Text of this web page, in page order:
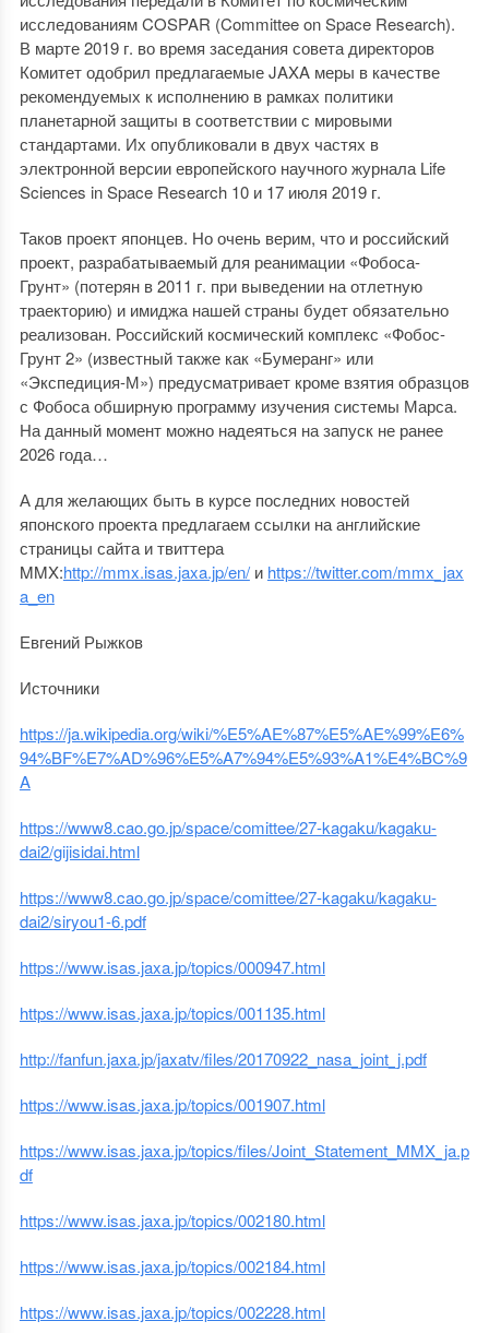
исследованиям COSPAR (Committee on Space Research).
В марте 2019 г. во время заседания совета директоров
Комитет одобрил предлагаемые JAXA меры в качестве
рекомендуемых к исполнению в рамках политики
планетарной защиты в соответствии с мировыми
стандартами. Их опубликовали в двух частях в
электронной версии европейского научного журнала Life
Sciences in Space Research 10 и 17 июля 2019 г.
Таков проект японцев. Но очень верим, что и российский
проект, разрабатываемый для реанимации «Фобоса-
Грунт» (потерян в 2011 г. при выведении на отлетную
траекторию) и имиджа нашей страны будет обязательно
реализован. Российский космический комплекс «Фобос-
Грунт 2» (известный также как «Бумеранг» или
«Экспедиция-М») предусматривает кроме взятия образцов
с Фобоса обширную программу изучения системы Марса.
На данный момент можно надеяться на запуск не ранее
2026 года…
А для желающих быть в курсе последних новостей
японского проекта предлагаем ссылки на английские
страницы сайта и твиттера
MMX:http://mmx.isas.jaxa.jp/en/и https://twitter.com/mmx_jax
a_en
Евгений Рыжков
Источники
https://ja.wikipedia.org/wiki/%E5%AE%87%E5%AE%99%E6%
94%BF%E7%AD%96%E5%A7%94%E5%93%A1%E4%BC%9
A
https://www8.cao.go.jp/space/comittee/27-kagaku/kagaku-
dai2/gijisidai.html
https://www8.cao.go.jp/space/comittee/27-kagaku/kagaku-
dai2/siryou1-6.pdf
https://www.isas.jaxa.jp/topics/000947.html
https://www.isas.jaxa.jp/topics/001135.html
http://fanfun.jaxa.jp/jaxatv/files/20170922_nasa_joint_j.pdf
https://www.isas.jaxa.jp/topics/001907.html
https://www.isas.jaxa.jp/topics/files/Joint_Statement_MMX_ja.p
df
https://www.isas.jaxa.jp/topics/002180.html
https://www.isas.jaxa.jp/topics/002184.html
https://www.isas.jaxa.jp/topics/002228.html